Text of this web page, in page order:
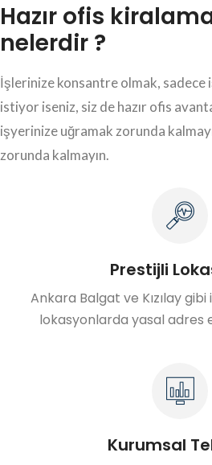
Hazır ofis
nelerdir ?
İşlerinize konsantre olmak, sadece
istiyor iseniz, siz de hazır ofis
işyerinize uğramak zorunda
zorunda kalmayın.
Prestijli
Ankara Balgat ve Kızılay gibi
lokasyonlarda yasal adres
Kurumsal